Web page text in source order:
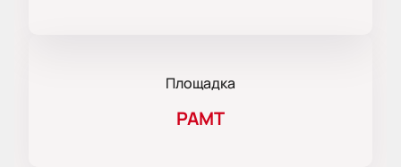
Площадка
РАМТ